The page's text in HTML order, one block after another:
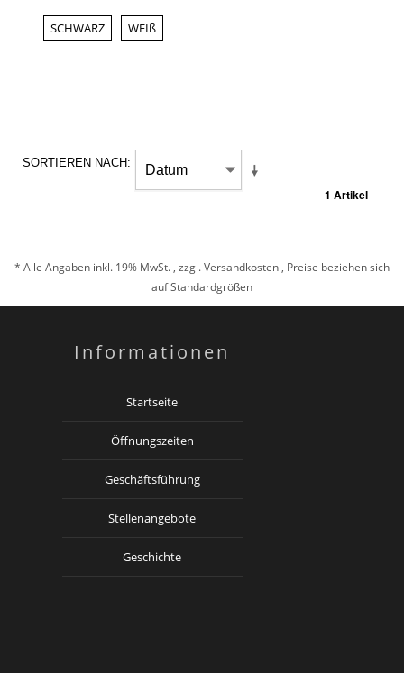
SCHWARZ WEIß
SORTIEREN NACH
1 Artikel
* Alle Angaben inkl. 19% MwSt. , zzgl.Versandkosten , Preise beziehen sich
auf Standardgrößen
Informationen
Startseite
Öffnungszeiten
Geschäftsführung
Stellenangebote
Geschichte